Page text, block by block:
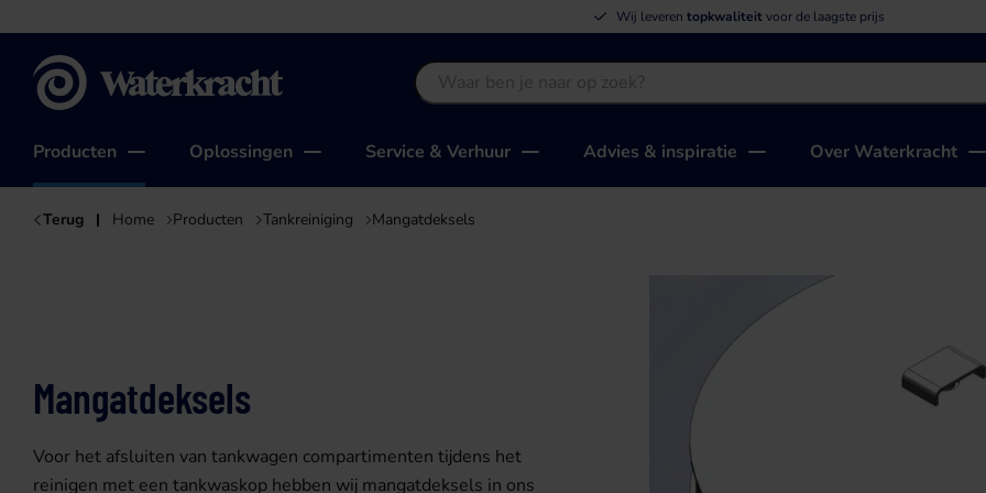
Wij leveren topkwaliteitvoor de laagste prijs
Producten Oplossingen Service & Verhuur Advies & inspiratie Over Waterkracht
Terug Home Producten Tankreiniging Mangatdeksels
Mangatdeksels
Voor het afsluiten van tankwagen compartimenten tijdens het
reinigen met een tankwaskop hebben wij mangatdeksels in ons